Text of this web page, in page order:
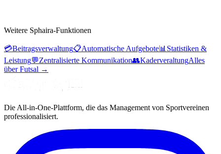
Weitere Sphaira-Funktionen
💳Beitragsverwaltung📋Automatische Aufgebote📊 Statistiken &
Leistung💬Zentralisierte Kommunikation👥KaderveraltungAlles
über Futsal →
Die All-in-One-Plattform, die das Management von Sportvereinen
professionalisiert.